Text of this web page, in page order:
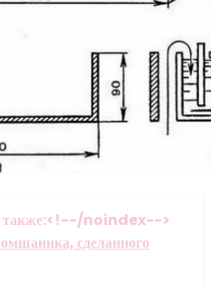
noindex-->
сделанного